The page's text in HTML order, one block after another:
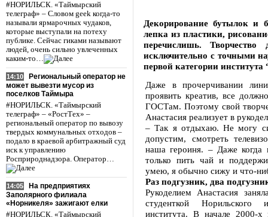
#НОРИЛЬСК. «Таймырский
телеграф» – Словом geek когда-то
называли ярмарочных чудаков,
которые выступали на потеху
публике. Сейчас гиками называют
людей, очень сильно увлеченных
каким-то…
14:10
Региональный оператор не
может вывезти мусор из
поселков Таймыра
#НОРИЛЬСК. «Таймырский
телеграф» – «РостТех» –
региональный оператор по вывозу
твердых коммунальных отходов –
подало в краевой арбитражный суд
иск к управлению
Росприроднадзора. Оператор…
14:05
На предприятиях
Заполярного филиала
«Норникеля» зажигают елки
#НОРИЛЬСК. «Таймырский
Декорирование бутылок и
лепка из пластики,
перечислишь.
исключительно с точными
первой категории
Даже в прочерчивании
проявить креатив, все
ГОСТам. Поэтому свой
Анастасия реализует в
– Так я отдыхаю. Не могу
допустим, смотреть
наша героиня. – Даже когда
только пить чай и
умею, я обычно сижу и что-
Раз подгузник, два
Рукоделием Анастасия
студенткой Норильского
института. В начале 2000-х